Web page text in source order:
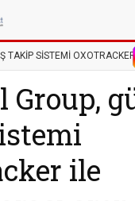
TAKIP SISTEMI
Group,
ile